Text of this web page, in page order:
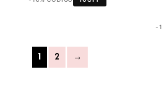
-
1 2 →